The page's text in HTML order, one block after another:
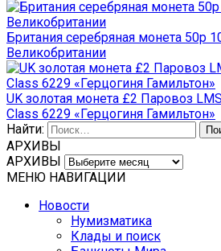
Британия серебряная монета 50р
Великобритании
UK золотая монета £2 Паровоз
Class 6229 «Герцогиня Гамильтон»
Найти:
АРХИВЫ
АРХИВЫ
МЕНЮ НАВИГАЦИИ
Новости
Нумизматика
Клады и поиск